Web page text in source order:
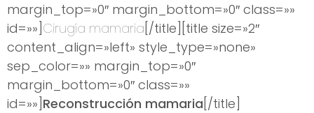
margin_top=»0″ margin_bottom=»0″ class=»»
id=»»] Cirugía mamaria [/title][title size=»2″
content_align=»left» style_type=»none»
sep_color=»» margin_top=»0″
margin_bottom=»0″ class=»»
id=»»] Reconstrucción mamaria [/title]